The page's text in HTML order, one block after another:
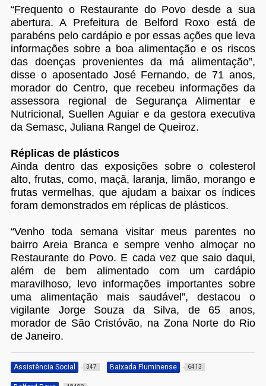
“Frequento o Restaurante do Povo desde a sua
abertura. A Prefeitura de Belford Roxo está de
parabéns pelo cardápio e por essas ações que leva
informações sobre a boa alimentação e os riscos
das doenças provenientes da má alimentação”,
disse o aposentado José Fernando, de 71 anos,
morador do Centro, que recebeu informações da
assessora regional de Segurança Alimentar e
Nutricional, Suellen Aguiar e da gestora executiva
da Semasc, Juliana Rangel de Queiroz.
Réplicas de plásticos
Ainda dentro das exposições sobre o colesterol
alto, frutas, como, maçã, laranja, limão, morango e
frutas vermelhas, que ajudam a baixar os índices
foram demonstrados em réplicas de plásticos.
“Venho toda semana visitar meus parentes no
bairro Areia Branca e sempre venho almoçar no
Restaurante do Povo. E cada vez que saio daqui,
além de bem alimentado com um cardápio
maravilhoso, levo informações importantes sobre
uma alimentação mais saudável”, destacou o
vigilante Jorge Souza da Silva, de 65 anos,
morador de São Cristóvão, na Zona Norte do Rio
de Janeiro.
Assistência Social 347 Baixada Fluminense 6413